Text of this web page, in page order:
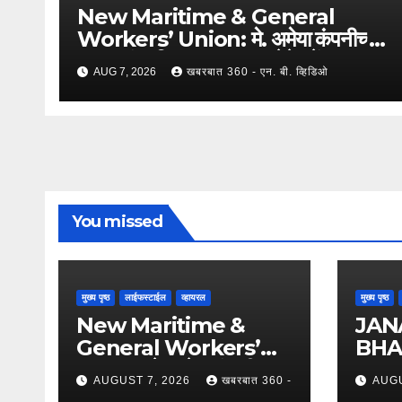
New Maritime & General
Workers’ Union: मे. अमेया कंपनीच्या
कामगारांना दिलासा; कामगार नेते महेंद्र घरत
यांच्या नेतृत्वात ७,२०० रुपयांची ऐतिहासिक
पगारवाढ !
AUG 7, 2026 खबरबात 360 - एन. बी. व्हिडिओ
You missed
मुख्य पृष्ठ लाईफस्टाईल व्हायरल
New Maritime &
General Workers’
Union: मे. अमेया कंपनीच्या
कामगारांना दिलासा; कामगार
AUGUST 7, 2026 खबरबात 360 -
मुख्य पृष्ठ